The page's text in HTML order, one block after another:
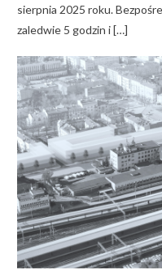
sierpnia 2025 roku.
zaledwie 5 godzin i […]